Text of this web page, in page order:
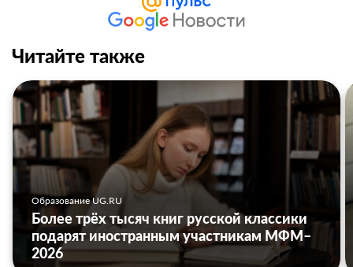
Читайте также
Образование UG.RU
Более трёх тысяч книг русской классики
подарят иностранным участникам МФМ–
2026